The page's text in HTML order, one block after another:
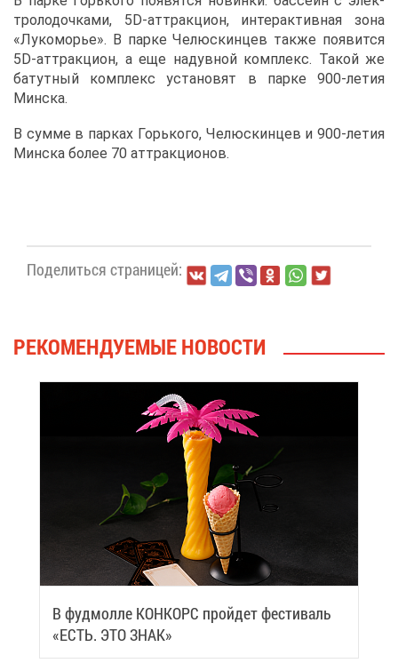
тро­ло­доч­ка­ми, 5D-ат­трак­ци­он, ин­тер­ак­тив­ная зо­на
«Лу­ко­мо­рье». В пар­ке Че­люс­кин­цев та­к­же по­явит­ся
5D-ат­трак­ци­он, а еще на­дув­ной ком­плекс. Та­кой же
ба­тут­ный ком­плекс уста­но­вят в пар­ке 900-ле­тия
Мин­ска.
В сум­ме в пар­ках Горь­ко­го, Че­люс­кин­цев и 900-ле­тия
Мин­ска бо­лее 70 ат­трак­ци­о­нов.
По­де­лить­ся стра­ни­цей:
РЕ­КО­МЕН­ДУ­Е­МЫЕ НО­ВО­СТИ
В фуд­мол­ле КОН­КОРС прой­дет фе­сти­валь
«ЕСТЬ. ЭТО ЗНАК»